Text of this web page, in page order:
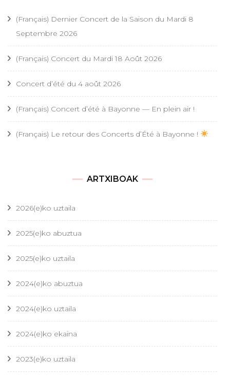
(Français) Dernier Concert de la Saison du Mardi 8
Septembre 2026
(Français) Concert du Mardi 18 Août 2026
Concert d’été du 4 août 2026
(Français) Concert d’été à Bayonne — En plein air !
(Français) Le retour des Concerts d’Été à Bayonne !
ARTXIBOAK
2026(e)ko uztaila
2025(e)ko abuztua
2025(e)ko uztaila
2024(e)ko abuztua
2024(e)ko uztaila
2024(e)ko ekaina
2023(e)ko uztaila